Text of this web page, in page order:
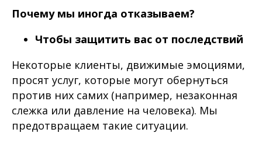
Почему мы иногда отказываем?
Чтобы защитить вас от последствий
Некоторые клиенты, движимые эмоциями,
просят услуг, которые могут обернуться
против них самих (например, незаконная
слежка или давление на человека). Мы
предотвращаем такие ситуации.